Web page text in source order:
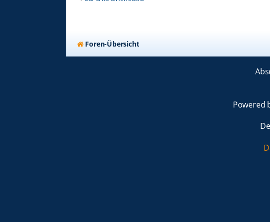
Foren-Übersicht
Powered